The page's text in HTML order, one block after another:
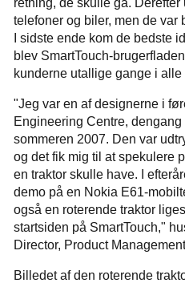
telefoner og biler, men de var
I sidste ende kom de bedste
blev SmartTouch-
kunderne utallige gange i
"Jeg var en af designerne i
Engineering Centre,
sommeren 2007. Den var
og det fik mig til at spekulere
en traktor skulle have. I
demo på en Nokia E61-
også en roterende traktor
startsiden på SmartTouch,"
Director, Product
Billedet af den roterende